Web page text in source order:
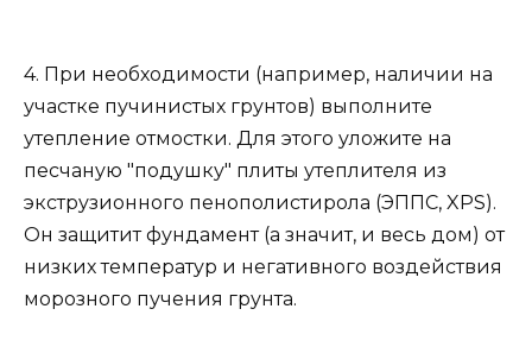
4. При необходимости (например, наличии на
участке пучинистых грунтов) выполните
утепление отмостки. Для этого уложите на
песчаную "подушку" плиты утеплителя из
экструзионного пенополистирола (ЭППС, XPS).
Он защитит фундамент (а значит, и весь дом) от
низких температур и негативного воздействия
морозного пучения грунта.